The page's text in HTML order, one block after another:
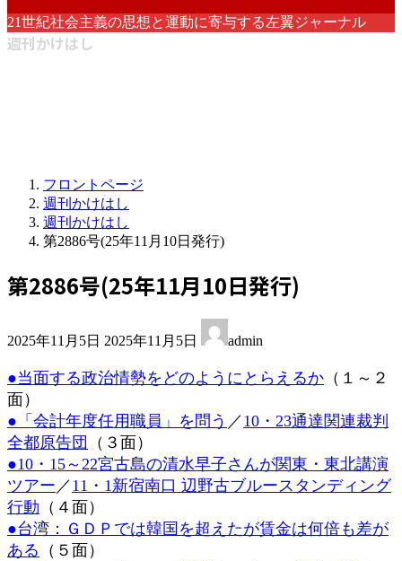
21世紀社会主義の思想と運動に寄与する左翼ジャーナル
週刊かけはし
フロントページ
週刊かけはし
週刊かけはし
第2886号(25年11月10日発行)
第2886号(25年11月10日発行)
2025年11月5日 終
新
時
2025年11月5日 admin
●当面する政治情勢をどのようにとらえるか （１～２
面）
●「会計年度任用職員」を問う ／ 10・23通達関連裁判
全都原告団
（３面）
●10・15～22宮古島の清水早子さんが関東・東北講演
ツアー ／ 11・1新宿南口 辺野古ブルースタンディング
行動 （４面）
●台湾：ＧＤＰでは韓国を超えたが賃金は何倍も差が
ある （５面）